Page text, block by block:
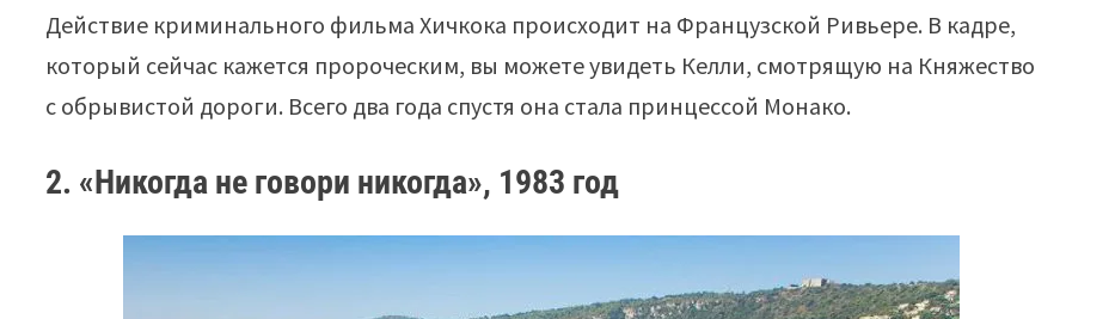
Действие криминального фильма Хичкока происходит на Французской Ривьере. В кадре,
который сейчас кажется пророческим, вы можете увидеть Келли, смотрящую на Княжество
с обрывистой дороги. Всего два года спустя она стала принцессой Монако.
2. «Никогда не говори никогда», 1983 год